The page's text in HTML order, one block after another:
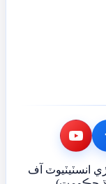
ڀرڳڙي انسٽيٽيوٽ آف